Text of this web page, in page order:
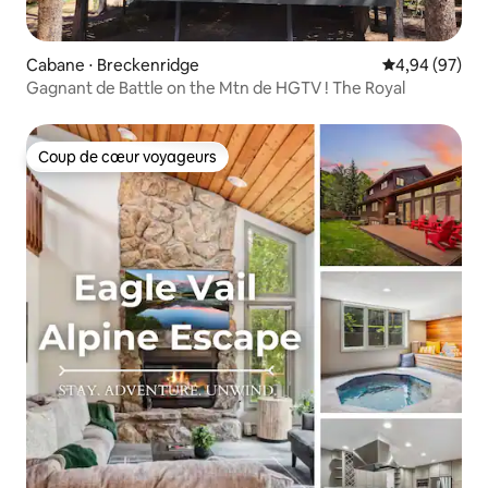
Cabane ⋅ Breckenridge Évaluation
4,94 (97)
Gagnant de Battle on the Mtn de HGTV ! The Royal
Coup de cœur voyageurs
Coup de cœur voyageurs